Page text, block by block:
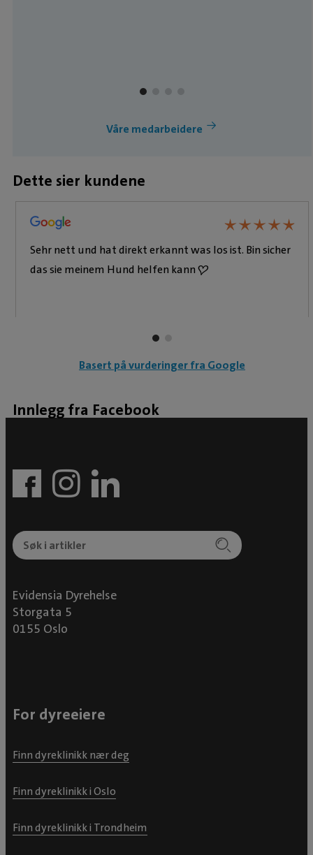
Våre medarbeidere
Dette sier kundene
★★★★★
★★★★★
Sehr nett und hat direkt erkannt was los ist. Bin sicher
das sie meinem Hund helfen kann ❤️
Basert på vurderinger fra Google
Innlegg fra Facebook
Evidensia Dyrehelse
Storgata 5
0155 Oslo
For dyreeiere
Finn dyreklinikk nær deg
Finn dyreklinikk i Oslo
Finn dyreklinikk i Trondheim